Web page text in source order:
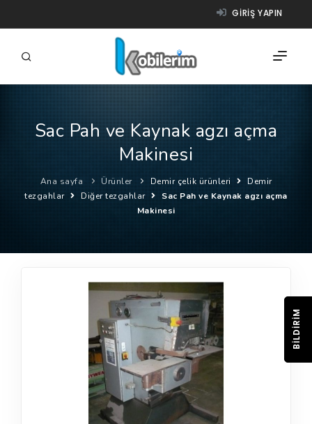
GIRIŞ YAPIN
FIRMALAR
ÜRÜNLER
NASIL ÇALIŞIR?
YARDIM
Sac Pah ve Kaynak agzı açma
Makinesi
Ana sayfa Ürünler Demir çelik ürünleri
Demir
tezgahlar
Diğer tezgahlar
Sac Pah ve Kaynak agzı açma
Makinesi
BILDIRIM